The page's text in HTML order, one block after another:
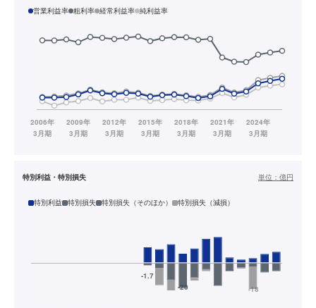
営業利益率 粗利率 経常利益率 純利益率
特別利益・特別損失 単位： 億円
特別利益 特別損失 特別損失（そのほか） 特別損失（減損）